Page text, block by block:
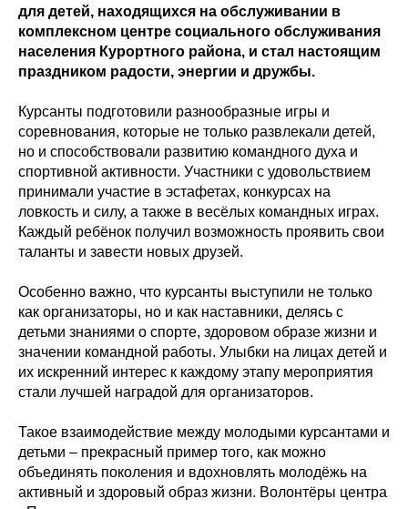
для детей, находящихся на обслуживании в
комплексном центре социального обслуживания
населения Курортного района, и стал настоящим
праздником радости, энергии и дружбы.
Курсанты подготовили разнообразные игры и
соревнования, которые не только развлекали детей,
но и способствовали развитию командного духа и
спортивной активности. Участники с удовольствием
принимали участие в эстафетах, конкурсах на
ловкость и силу, а также в весёлых командных играх.
Каждый ребёнок получил возможность проявить свои
таланты и завести новых друзей.
Особенно важно, что курсанты выступили не только
как организаторы, но и как наставники, делясь с
детьми знаниями о спорте, здоровом образе жизни и
значении командной работы. Улыбки на лицах детей и
их искренний интерес к каждому этапу мероприятия
стали лучшей наградой для организаторов.
Такое взаимодействие между молодыми курсантами и
детьми – прекрасный пример того, как можно
объединять поколения и вдохновлять молодёжь на
активный и здоровый образ жизни. Волонтёры центра